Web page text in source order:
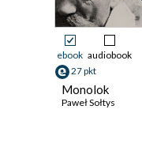
ebook audiobook
27 pkt
Monolok
Paweł Sołtys